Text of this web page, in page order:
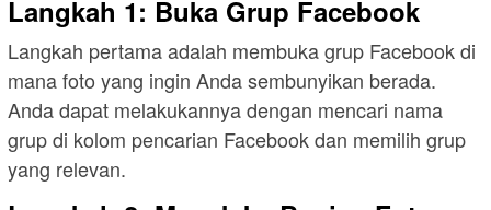
Langkah 1: Buka Grup Facebook
Langkah pertama adalah membuka grup Facebook di
mana foto yang ingin Anda sembunyikan berada.
Anda dapat melakukannya dengan mencari nama
grup di kolom pencarian Facebook dan memilih grup
yang relevan.